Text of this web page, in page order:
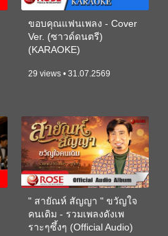
ขอบคุณแฟนเพลง - Cover
Ver. (ซาวด์ดนตรี)
(KARAOKE)
29 views • 31.07.2569
" สายัณห์ สัญญา " ขวัญใจ
คนเดิม - รวมเพลงดังเพ
ราะๆซึ้งๆ (Official Audio)